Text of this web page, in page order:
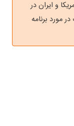
و ایران در
مورد برنامه